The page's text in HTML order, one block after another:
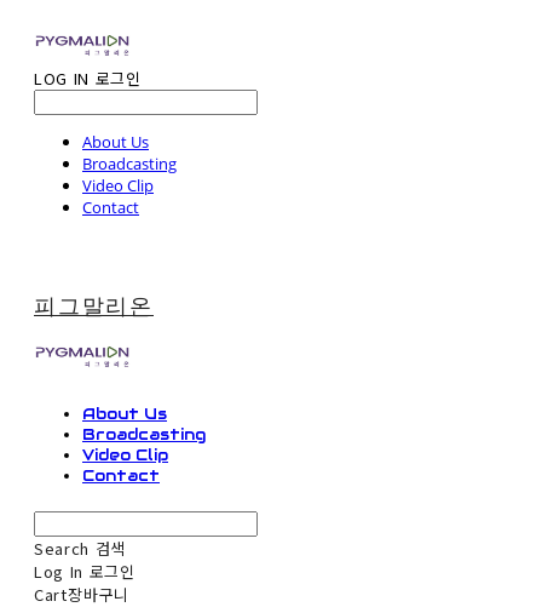
LOG IN 로그인
About Us
Broadcasting
Video Clip
Contact
피그말리온
About Us
Broadcasting
Video Clip
Contact
Search 검색
Log In 로그인
Cart장바구니